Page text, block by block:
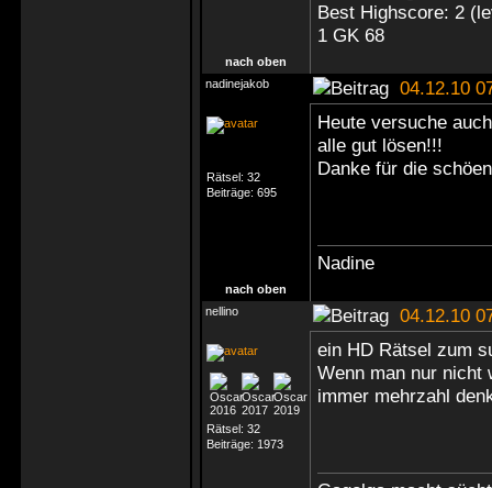
Best Highscore: 2
1 GK 68
nach oben
nadinejakob
04.12.10
Rätsel: 32
Beiträge: 695
Heute versuche
alle gut lösen!!!
Danke für die
Nadine
nach oben
nellino
04.12.10
Rätsel: 32
Beiträge: 1973
ein HD Rätsel zum
Wenn man nur nicht
immer mehrzahl